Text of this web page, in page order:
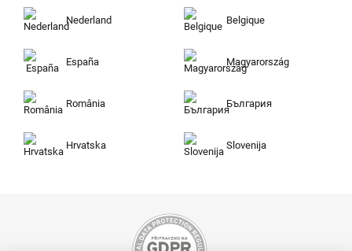
Nederland Belgique
España Magyarország
România България
Hrvatska Slovenija